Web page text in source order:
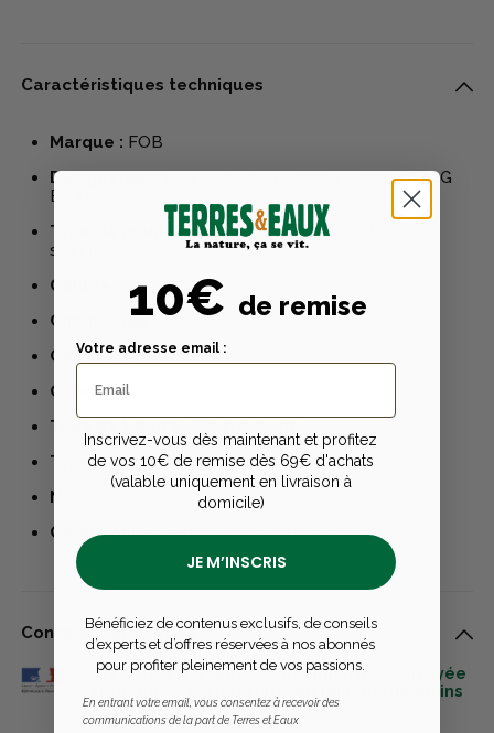
Caractéristiques techniques
Marque : FOB
Désignation :CARTOUCHES ZH 24STD 20/70 24G
BJ X25
Type de munition :Cartouches de substitut
standard
Calibre :
20
Chambrage : 70 mm
Charge :24 g
Culot :16 mm
Type de bourre :
Type de grenailles :acier doux
N° :
Conditionnement :Boîte de 25 cartouches
Conseils d’utilisation
ATTENTION : La vente de munition lisse ou rayée
catégorie C8 est interdite aux mineurs de moins
de 18 ans.
10€ de remise
Votre adresse email :
Inscrivez-vous dès maintenant et profitez
de vos 10€ de remise dès 69€ d'achats
(valable uniquement en livraison à
domicile)
JE M’INSCRIS
Bénéficiez de contenus exclusifs, de conseils
d’experts et d’offres réservées à nos abonnés
pour profiter pleinement de vos passions.
En entrant votre email, vous consentez à recevoir des
communications de la part de Terres et Eaux